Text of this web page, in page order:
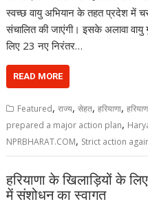
स्वच्छ वायु अभियान के तहत प्रदेश में
संचालित की जाएंगी। इसके अलावा
लिए 23 नए निरंतर…
READ MORE
Featured,राज्य,सेहत,हरियाणा,
prepared a major action plan,
NPRBHARAT.COM, Strict action
हरियाणा के खिलाड़ियों के
में संशोधन का स्वागत